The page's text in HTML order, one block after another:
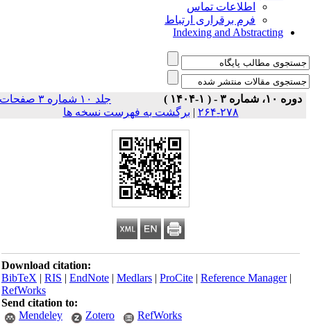
اطلاعات تماس
فرم برقراری ارتباط
Indexing and Abstracting
دوره ۱۰، شماره ۳ - ( ۱-۱۴۰۴ )
جلد ۱۰ شماره ۳ صفحات
۲۷۸-۲۶۴
|برگشت به فهرست نسخه ها
Download citation:
BibTeX|RIS|EndNote|Medlars|ProCite|Reference Manager
RefWorks
Send citation to:
Mendeley
Zotero RefWorks